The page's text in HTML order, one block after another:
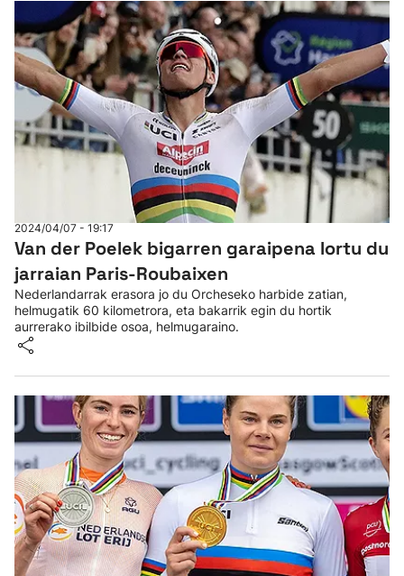
2024/04/07 - 19:17
Van der Poelek bigarren garaipena lortu du
jarraian Paris-Roubaixen
Nederlandarrak erasora jo du Orcheseko harbide zatian,
helmugatik 60 kilometrora, eta bakarrik egin du hortik
aurrerako ibilbide osoa, helmugaraino.